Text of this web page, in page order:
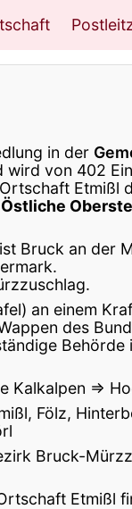
in der
wird von 402
Etmißl
Bruck an der
an einem
des
Behörde
Kalkalpen ⇒
Fölz,
Bruck-
Etmißl